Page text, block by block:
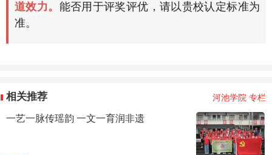
道效力。 能否用于评奖评优，请以贵校认定标准为
准。
相关推荐 河池学院 专栏
一艺一脉传瑶韵 一文一育润非遗